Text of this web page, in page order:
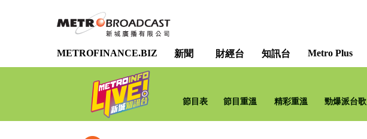
METROFINANCE.BIZ 新聞 財經台 知訊台 Metro Plus
節目表 節目重溫 精彩重溫 勁爆派台歌